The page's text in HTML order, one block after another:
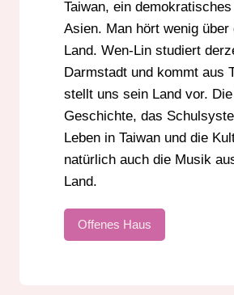
Taiwan, ein
Asien. Man hört wenig über
Land. Wen-Lin studiert
Darmstadt und kommt aus
stellt uns sein Land vor.
Geschichte, das
Leben in Taiwan und die
natürlich auch die Musik
Land.
Offenes Haus